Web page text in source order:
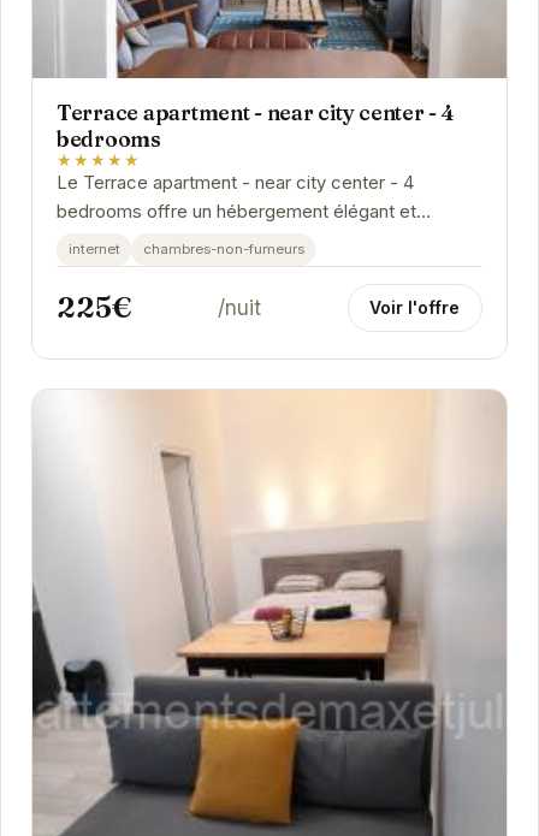
Terrace apartment - near city center - 4
bedrooms
★★★★★
Le Terrace apartment - near city center - 4
bedrooms offre un hébergement élégant et
confortable à Reims. Idéalement situé près du...
internet chambres-non-fumeurs
225€ /nuit Voir l'offre